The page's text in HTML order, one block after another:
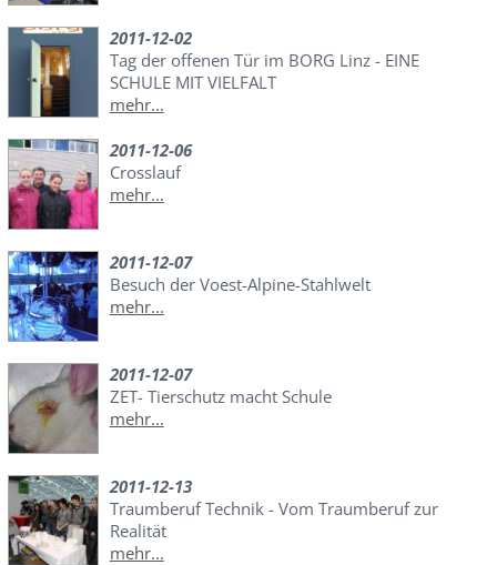
2011-12-02
Tag der offenen Tür im BORG Linz - EINE
SCHULE MIT VIELFALT
mehr...
2011-12-06
Crosslauf
mehr...
2011-12-07
Besuch der Voest-Alpine-Stahlwelt
mehr...
2011-12-07
ZET- Tierschutz macht Schule
mehr...
2011-12-13
Traumberuf Technik - Vom Traumberuf zur
Realität
mehr...